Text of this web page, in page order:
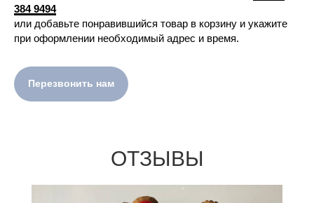
384 9494
или добавьте понравившийся товар в корзину и укажите
при оформлении необходимый адрес и время.
Перезвонить нам
ОТЗЫВЫ